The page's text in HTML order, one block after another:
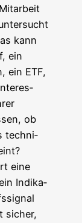
kann
ein
ein ETF,
ob
tech­ni­
eine
Indi­ka­
sicher,